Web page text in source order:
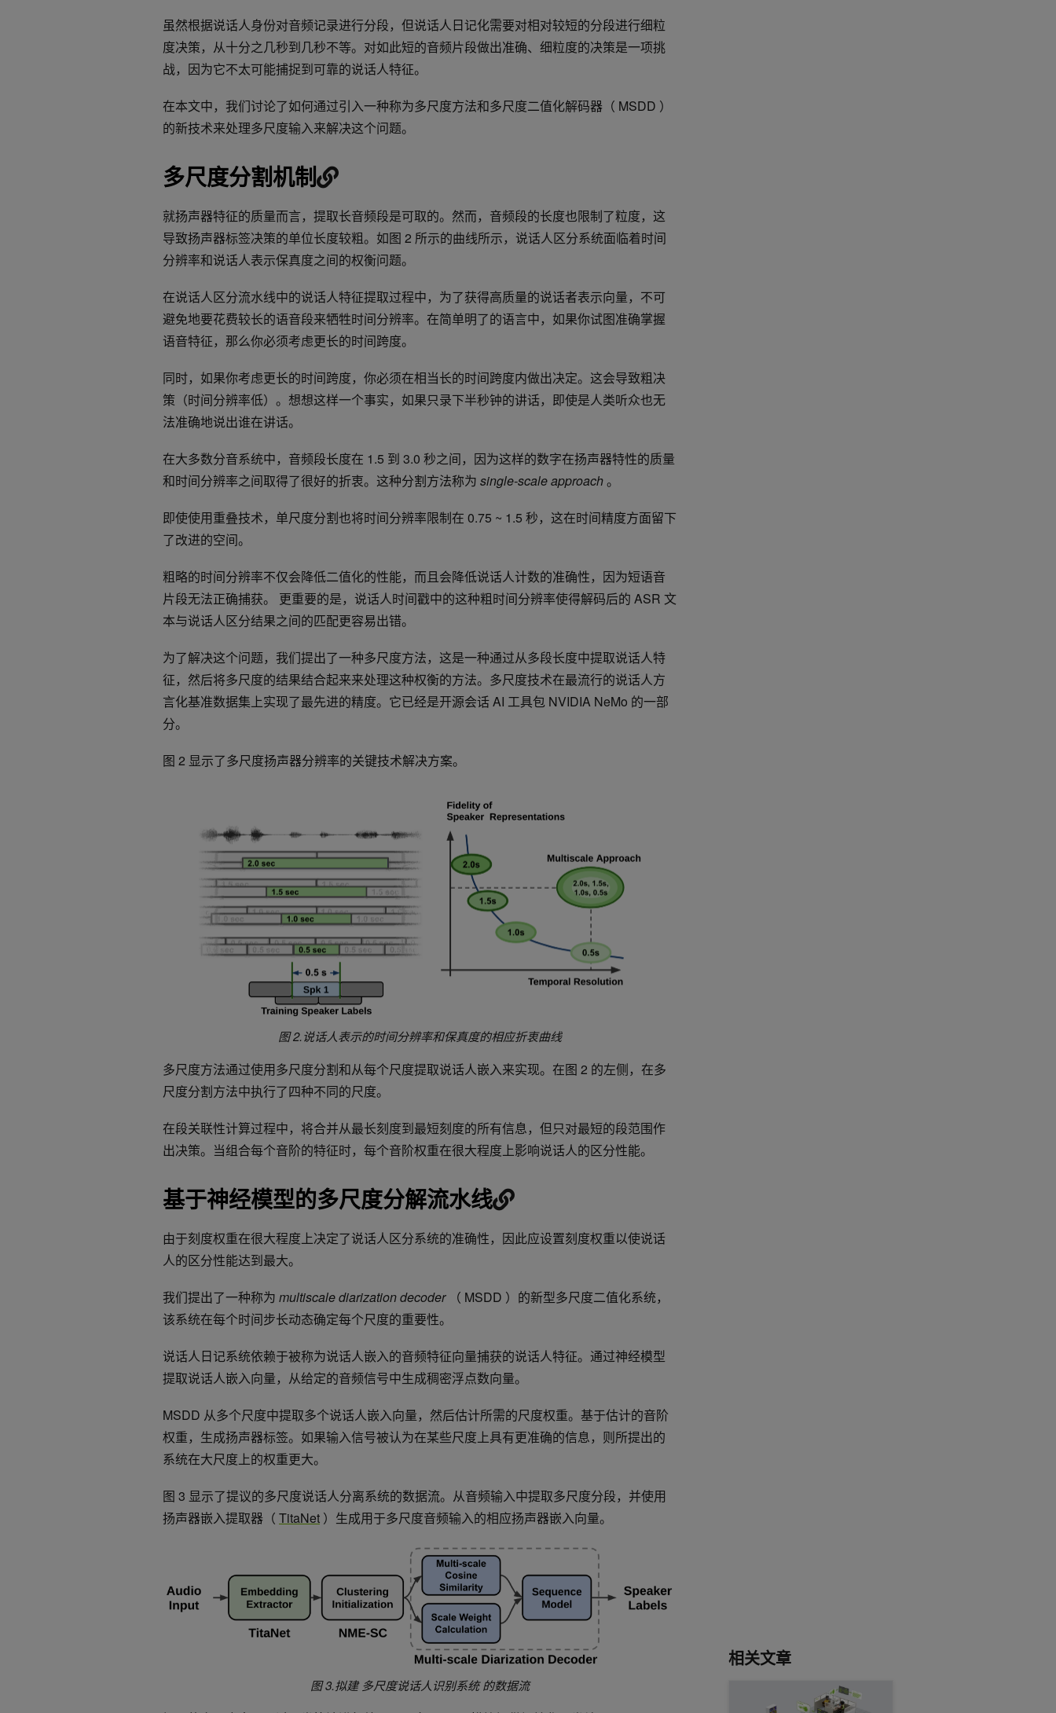
虽然根据说话人身份对音频记录进行分段，但说话人日记化需要对相对较短的分段进行细粒
度决策，从十分之几秒到几秒不等。对如此短的音频片段做出准确、细粒度的决策是一项挑
战，因为它不太可能捕捉到可靠的说话人特征。
在本文中，我们讨论了如何通过引入一种称为多尺度方法和多尺度二值化解码器（ MSDD ）
的新技术来处理多尺度输入来解决这个问题。
多尺度分割机制
就扬声器特征的质量而言，提取长音频段是可取的。然而，音频段的长度也限制了粒度，这
导致扬声器标签决策的单位长度较粗。如图 2 所示的曲线所示，说话人区分系统面临着时间
分辨率和说话人表示保真度之间的权衡问题。
在说话人区分流水线中的说话人特征提取过程中，为了获得高质量的说话者表示向量，不可
避免地要花费较长的语音段来牺牲时间分辨率。在简单明了的语言中，如果你试图准确掌握
语音特征，那么你必须考虑更长的时间跨度。
同时，如果你考虑更长的时间跨度，你必须在相当长的时间跨度内做出决定。这会导致粗决
策（时间分辨率低）。想想这样一个事实，如果只录下半秒钟的讲话，即使是人类听众也无
法准确地说出谁在讲话。
在大多数分音系统中，音频段长度在 1.5 到 3.0 秒之间，因为这样的数字在扬声器特性的质量
和时间分辨率之间取得了很好的折衷。这种分割方法称为 single-scale approach。
即使使用重叠技术，单尺度分割也将时间分辨率限制在 0.75 ~ 1.5 秒，这在时间精度方面留下
了改进的空间。
粗略的时间分辨率不仅会降低二值化的性能，而且会降低说话人计数的准确性，因为短语音
片段无法正确捕获。 更重要的是，说话人时间戳中的这种粗时间分辨率使得解码后的 ASR 文
本与说话人区分结果之间的匹配更容易出错。
为了解决这个问题，我们提出了一种多尺度方法，这是一种通过从多段长度中提取说话人特
征，然后将多尺度的结果结合起来来处理这种权衡的方法。多尺度技术在最流行的说话人方
言化基准数据集上实现了最先进的精度。它已经是开源会话 AI 工具包 NVIDIA NeMo 的一部
分。
图 2 显示了多尺度扬声器分辨率的关键技术解决方案。
图 2.说话人表示的时间分辨率和保真度的相应折衷曲线
多尺度方法通过使用多尺度分割和从每个尺度提取说话人嵌入来实现。在图 2 的左侧，在多
尺度分割方法中执行了四种不同的尺度。
在段关联性计算过程中，将合并从最长刻度到最短刻度的所有信息，但只对最短的段范围作
出决策。当组合每个音阶的特征时，每个音阶权重在很大程度上影响说话人的区分性能。
基于神经模型的多尺度分解流水线
由于刻度权重在很大程度上决定了说话人区分系统的准确性，因此应设置刻度权重以使说话
人的区分性能达到最大。
我们提出了一种称为 multiscale diarization decoder（ MSDD ）的新型多尺度二值化系统，
该系统在每个时间步长动态确定每个尺度的重要性。
说话人日记系统依赖于被称为说话人嵌入的音频特征向量捕获的说话人特征。通过神经模型
提取说话人嵌入向量，从给定的音频信号中生成稠密浮点数向量。
MSDD 从多个尺度中提取多个说话人嵌入向量，然后估计所需的尺度权重。基于估计的音阶
权重，生成扬声器标签。如果输入信号被认为在某些尺度上具有更准确的信息，则所提出的
系统在大尺度上的权重更大。
图 3 显示了提议的多尺度说话人分离系统的数据流。从音频输入中提取多尺度分段，并使用
扬声器嵌入提取器（ TitaNet ）生成用于多尺度音频输入的相应扬声器嵌入向量。
图 3.拟建多尺度说话人识别系统的数据流
相关文章
使用 NVIDIA Streaming Sortformer 实时识别会议、通话和语